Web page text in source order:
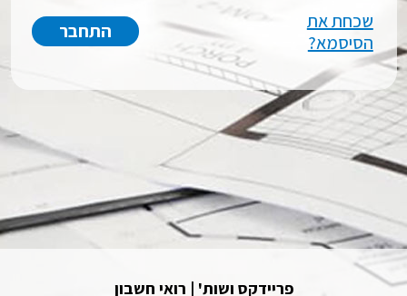
שכחת את
הסיסמא?
פריידקס ושות' | רואי חשבון